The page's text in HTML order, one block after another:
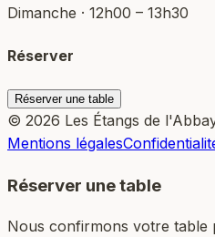
Dimanche · 12h00 – 13h30
Réserver
Réserver une table
© 2026 Les Étangs de
Mentions légales
Réserver une table
Nous confirmons votre table